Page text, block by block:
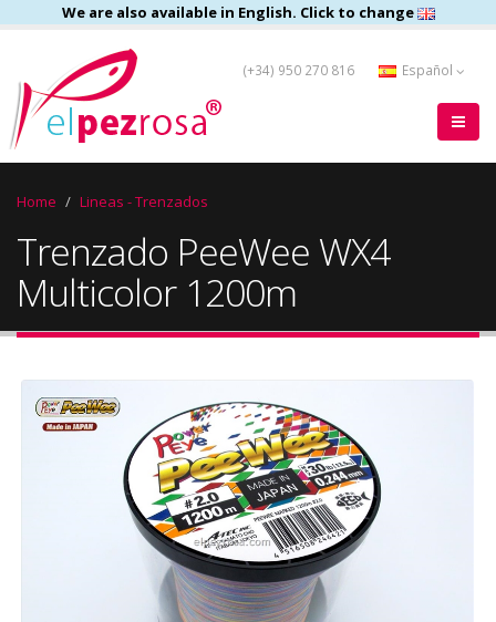
We are also available in English. Click to change
(+34) 950 270 816 Español
Home Lineas - Trenzados
Trenzado PeeWee WX4
Multicolor 1200m